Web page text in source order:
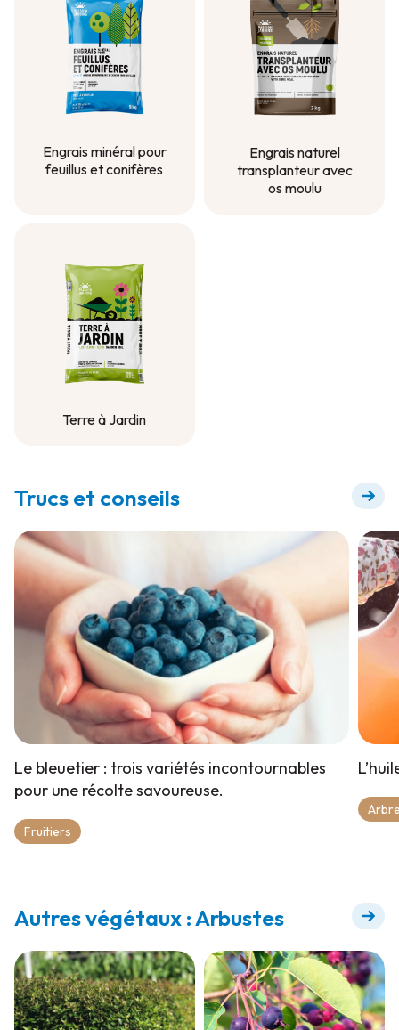
Engrais minéral pour
feuillus et conifères
Engrais naturel
transplanteur avec
os moulu
Terre à Jardin
Trucs et conseils
Le bleuetier : trois variétés incontournables
pour une récolte savoureuse.
Fruitiers
Autres végétaux : Arbustes